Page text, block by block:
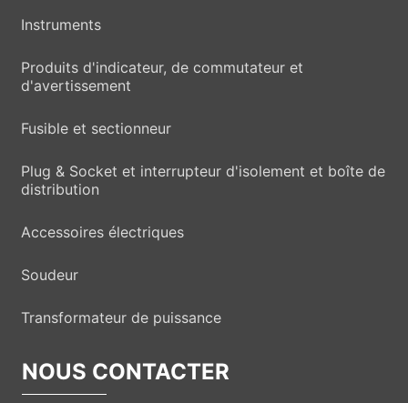
Instruments
Produits d'indicateur, de commutateur et
d'avertissement
Fusible et sectionneur
Plug & Socket et interrupteur d'isolement et boîte de
distribution
Accessoires électriques
Soudeur
Transformateur de puissance
NOUS CONTACTER